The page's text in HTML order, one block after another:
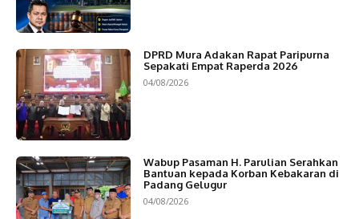
DPRD Mura Adakan Rapat Paripurna
Sepakati Empat Raperda 2026
04/08/2026
Wabup Pasaman H. Parulian Serahkan
Bantuan kepada Korban Kebakaran di
Padang Gelugur
04/08/2026